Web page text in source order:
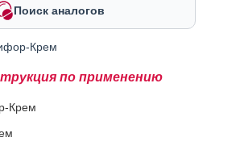
Поиск аналогов
Крем
по применению
Крем